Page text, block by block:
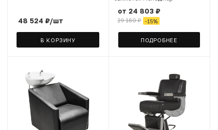
48 524 ₽/шт
В КОРЗИНУ
от 24 803 ₽
29 180 ₽ -15%
ПОДРОБНЕЕ